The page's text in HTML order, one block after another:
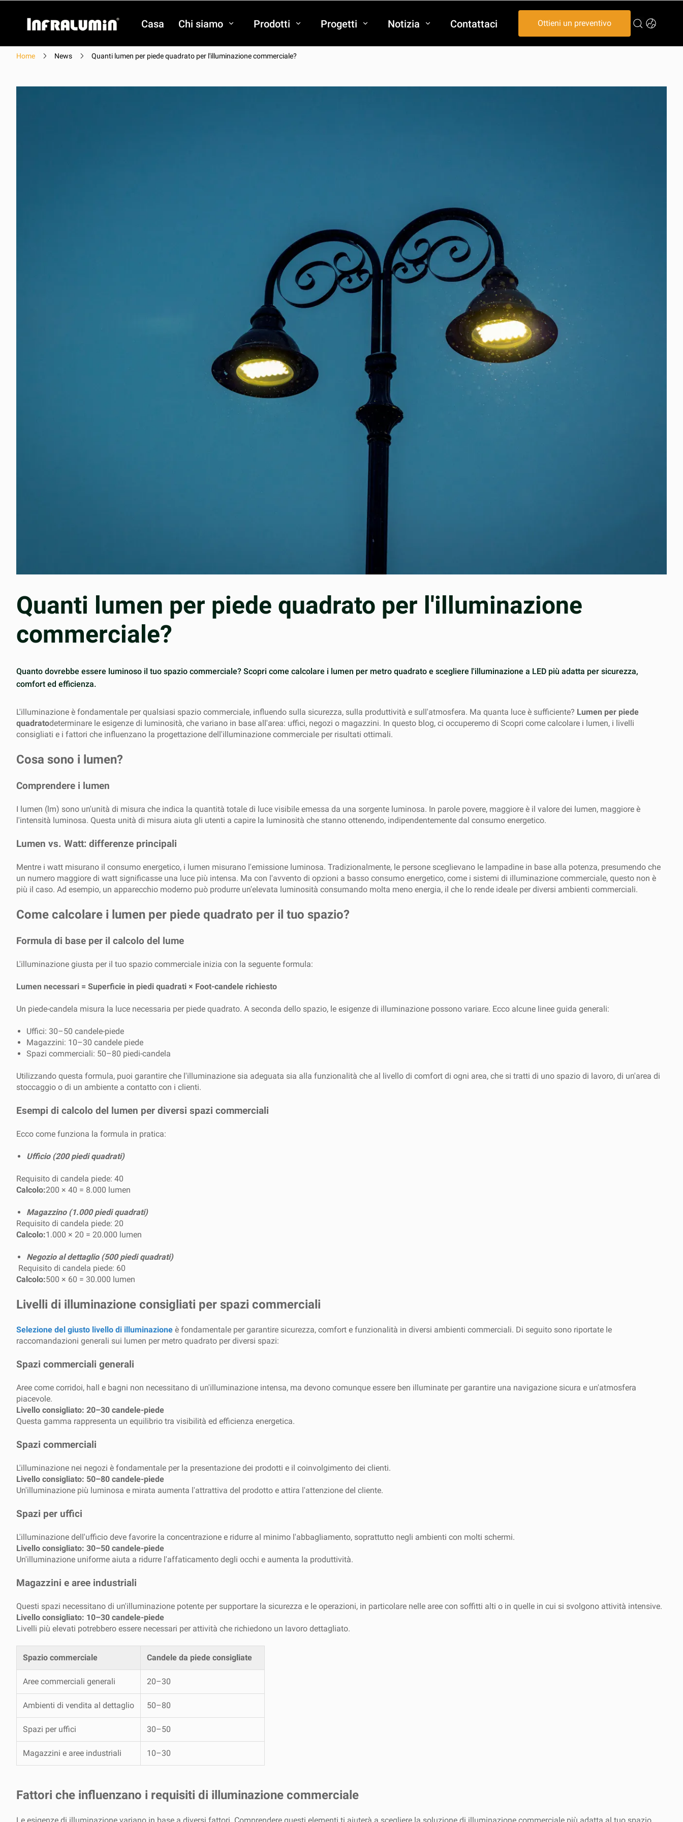
Casa Chi siamo Prodotti Progetti Notizia Contattaci Ottieni un preventivo
Home News Quanti lumen per piede quadrato per l'illuminazione commerciale?
Quanti lumen per piede quadrato per l'illuminazione
commerciale?
Quanto dovrebbe essere luminoso il tuo spazio commerciale? Scopri come calcolare i lumen per metro quadrato e scegliere l'illuminazione a LED più adatta per sicurezza,
comfort ed efficienza.
L'illuminazione è fondamentale per qualsiasi spazio commerciale, influendo sulla sicurezza, sulla produttività e sull'atmosfera. Ma quanta luce è sufficiente? Lumen per piede
quadratodeterminare le esigenze di luminosità, che variano in base all'area: uffici, negozi o magazzini. In questo blog, ci occuperemo di Scopri come calcolare i lumen, i livelli
consigliati e i fattori che influenzano la progettazione dell'illuminazione commerciale per risultati ottimali.
Cosa sono i lumen?
Comprendere i lumen
I lumen (lm) sono un'unità di misura che indica la quantità totale di luce visibile emessa da una sorgente luminosa. In parole povere, maggiore è il valore dei lumen, maggiore è
l'intensità luminosa. Questa unità di misura aiuta gli utenti a capire la luminosità che stanno ottenendo, indipendentemente dal consumo energetico.
Lumen vs. Watt: differenze principali
Mentre i watt misurano il consumo energetico, i lumen misurano l'emissione luminosa. Tradizionalmente, le persone sceglievano le lampadine in base alla potenza, presumendo che
un numero maggiore di watt significasse una luce più intensa. Ma con l'avvento di opzioni a basso consumo energetico, come i sistemi di illuminazione commerciale, questo non è
più il caso. Ad esempio, un apparecchio moderno può produrre un'elevata luminosità consumando molta meno energia, il che lo rende ideale per diversi ambienti commerciali.
Come calcolare i lumen per piede quadrato per il tuo spazio?
Formula di base per il calcolo del lume
L'illuminazione giusta per il tuo spazio commerciale inizia con la seguente formula:
Lumen necessari = Superficie in piedi quadrati × Foot-candele richiesto
Un piede-candela misura la luce necessaria per piede quadrato. A seconda dello spazio, le esigenze di illuminazione possono variare. Ecco alcune linee guida generali:
Uffici: 30–50 candele-piede
Magazzini: 10–30 candele piede
Spazi commerciali: 50–80 piedi-candela
Utilizzando questa formula, puoi garantire che l'illuminazione sia adeguata sia alla funzionalità che al livello di comfort di ogni area, che si tratti di uno spazio di lavoro, di un'area di
stoccaggio o di un ambiente a contatto con i clienti.
Esempi di calcolo del lumen per diversi spazi commerciali
Ecco come funziona la formula in pratica:
Ufficio (200 piedi quadrati)
Requisito di candela piede: 40
Calcolo:200 × 40 = 8.000 lumen
Magazzino (1.000 piedi quadrati)
Requisito di candela piede: 20
Calcolo:1.000 × 20 = 20.000 lumen
Negozio al dettaglio (500 piedi quadrati)
Requisito di candela piede: 60
Calcolo:500 × 60 = 30.000 lumen
Livelli di illuminazione consigliati per spazi commerciali
Selezione del giusto livello di illuminazione è fondamentale per garantire sicurezza, comfort e funzionalità in diversi ambienti commerciali. Di seguito sono riportate le
raccomandazioni generali sui lumen per metro quadrato per diversi spazi:
Spazi commerciali generali
Aree come corridoi, hall e bagni non necessitano di un'illuminazione intensa, ma devono comunque essere ben illuminate per garantire una navigazione sicura e un'atmosfera
piacevole.
Livello consigliato: 20–30 candele-piede
Questa gamma rappresenta un equilibrio tra visibilità ed efficienza energetica.
Spazi commerciali
L'illuminazione nei negozi è fondamentale per la presentazione dei prodotti e il coinvolgimento dei clienti.
Livello consigliato: 50–80 candele-piede
Un'illuminazione più luminosa e mirata aumenta l'attrattiva del prodotto e attira l'attenzione del cliente.
Spazi per uffici
L'illuminazione dell'ufficio deve favorire la concentrazione e ridurre al minimo l'abbagliamento, soprattutto negli ambienti con molti schermi.
Livello consigliato: 30–50 candele-piede
Un'illuminazione uniforme aiuta a ridurre l'affaticamento degli occhi e aumenta la produttività.
Magazzini e aree industriali
Questi spazi necessitano di un'illuminazione potente per supportare la sicurezza e le operazioni, in particolare nelle aree con soffitti alti o in quelle in cui si svolgono attività intensive.
Livello consigliato: 10–30 candele-piede
Livelli più elevati potrebbero essere necessari per attività che richiedono un lavoro dettagliato.
Spazio commerciale Candele da piede consigliate
Aree commerciali generali 20–30
Ambienti di vendita al dettaglio 50–80
Spazi per uffici 30–50
Magazzini e aree industriali 10–30
Fattori che influenzano i requisiti di illuminazione commerciale